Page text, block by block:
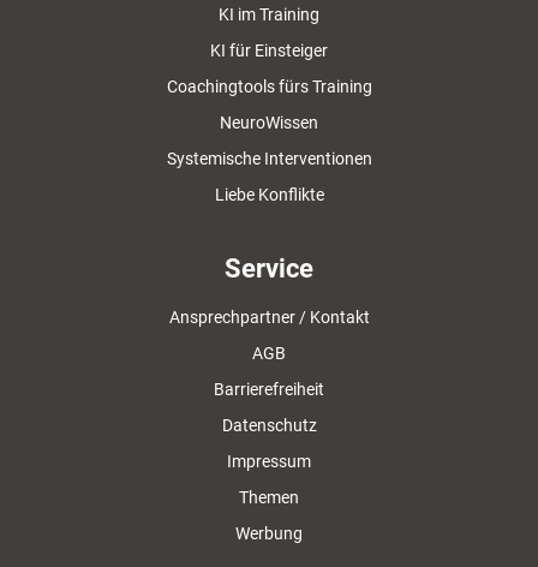
KI im Training
KI für Einsteiger
Coachingtools fürs Training
NeuroWissen
Systemische Interventionen
Liebe Konflikte
Service
Ansprechpartner / Kontakt
AGB
Barrierefreiheit
Datenschutz
Impressum
Themen
Werbung